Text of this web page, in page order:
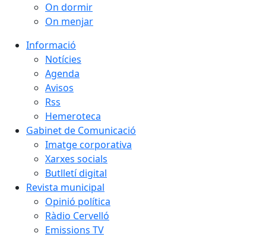
On dormir
On menjar
Informació
Notícies
Agenda
Avisos
Rss
Hemeroteca
Gabinet de Comunicació
Imatge corporativa
Xarxes socials
Butlletí digital
Revista municipal
Opinió política
Ràdio Cervelló
Emissions TV